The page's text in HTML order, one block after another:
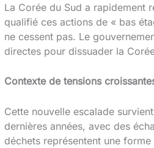
La Corée du Sud a rapidement
qualifié ces actions de « bas
ne cessent pas. Le
directes pour dissuader la
Contexte de tensions
Cette nouvelle escalade
dernières années, avec des
déchets représentent une